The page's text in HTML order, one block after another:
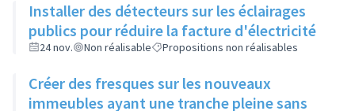
Installer des détecteurs sur les éclairages
publics pour réduire la facture d'électricité
24 nov. Non réalisable Propositions non réalisables
Créer des fresques sur les nouveaux
immeubles ayant une tranche pleine sans